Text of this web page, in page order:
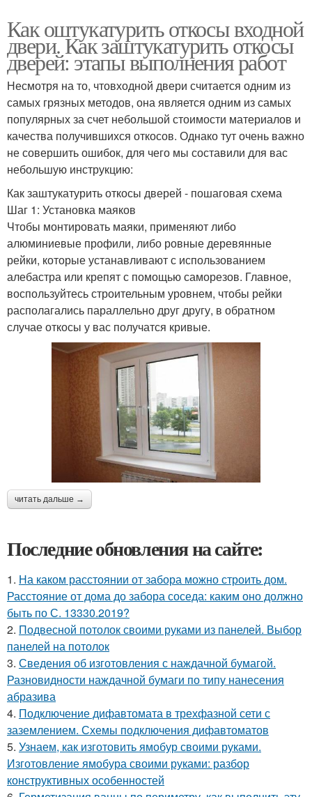
Как оштукатурить откосы входной
двери. Как заштукатурить откосы
дверей: этапы выполнения работ
Несмотря на то, чтовходной двери считается одним из
самых грязных методов, она является одним из самых
популярных за счет небольшой стоимости материалов и
качества получившихся откосов. Однако тут очень важно
не совершить ошибок, для чего мы составили для вас
небольшую инструкцию:
Как заштукатурить откосы дверей - пошаговая схема
Шаг 1: Установка маяков
Чтобы монтировать маяки, применяют либо
алюминиевые профили, либо ровные деревянные
рейки, которые устанавливают с использованием
алебастра или крепят с помощью саморезов. Главное,
воспользуйтесь строительным уровнем, чтобы рейки
располагались параллельно друг другу, в обратном
случае откосы у вас получатся кривые.
читать дальше →
Последние обновления на сайте:
1. На каком расстоянии от забора можно строить дом.
Расстояние от дома до забора соседа: каким оно должно
быть по С. 13330.2019?
2. Подвесной потолок своими руками из панелей. Выбор
панелей на потолок
3. Сведения об изготовления с наждачной бумагой.
Разновидности наждачной бумаги по типу нанесения
абразива
4. Подключение дифавтомата в трехфазной сети с
заземлением. Схемы подключения дифавтоматов
5. Узнаем, как изготовить ямобур своими руками.
Изготовление ямобура своими руками: разбор
конструктивных особенностей